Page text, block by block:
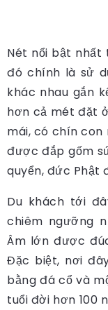
Nét nổi bật
đó chính là sử
khác nhau gắn
hơn cả mét đặt
mái, có chín con
được đắp gốm
quyển, đức Phật
Du khách tới
chiêm ngưỡng
Âm lớn được
Đặc biệt, nơi
bằng đá cổ và
tuổi đời hơn 100